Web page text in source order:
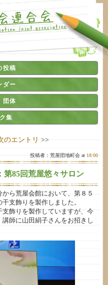
投稿
ダー
団体
集
のエントリ >>
投稿者：荒屋団地町会 at 18:00
第85回荒屋悠々サロン
ら荒屋会館において、第８５
支飾りを製作しました。
飾りを製作していますが、今
師に山田絹子さんをお招きし